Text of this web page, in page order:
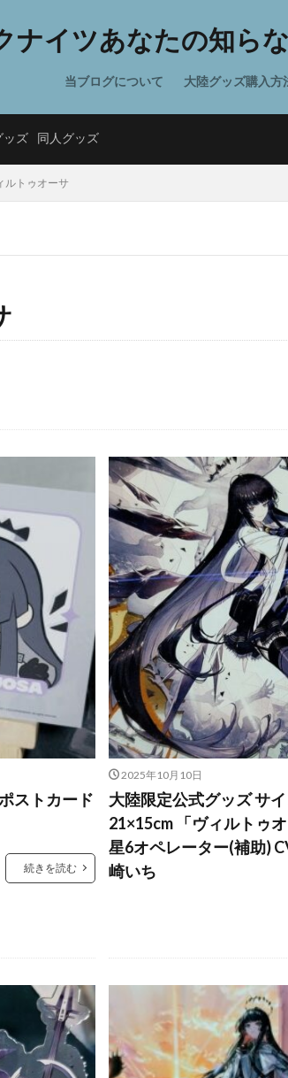
ナイツあなたの知ら
当ブログについて 大陸グッズ購入方
ッズ 同人グッズ
ルトゥオーサ
ストカード
続きを読む
2025年10月10日
大陸限定公式グッズ サ
21×15cm 「ヴィルトゥ
星6オペレーター(補助)
崎いち